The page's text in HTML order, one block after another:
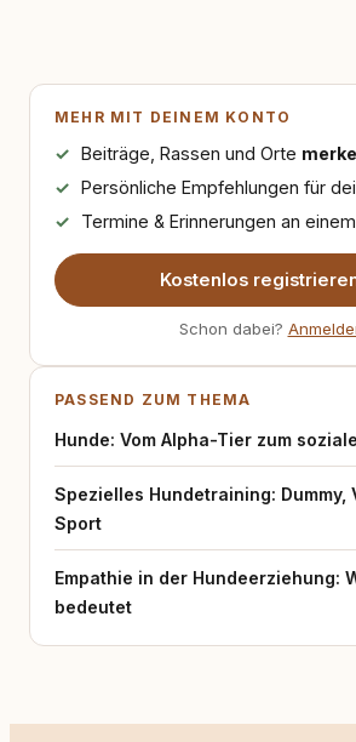
MEHR MIT DEINEM KONTO
Beiträge, Rassen und Orte
Persönliche Empfehlungen für
Termine & Erinnerungen an
Kostenlos
Schon dabei?
PASSEND ZUM THEMA
Hunde: Vom Alpha-Tier zum
Spezielles Hundetraining: Dummy,
Sport
Empathie in der Hundeerziehung:
bedeutet